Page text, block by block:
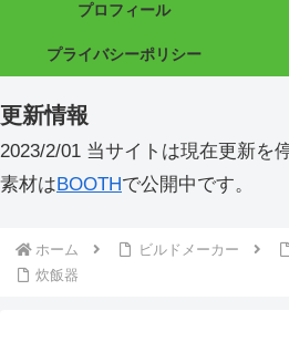
プロフィール
プライバシーポリシー
更新情報
2023/2/01 当サイトは現在更新を
素材はBOOTHで公開中です。
ホーム ビルドメーカー
炊飯器